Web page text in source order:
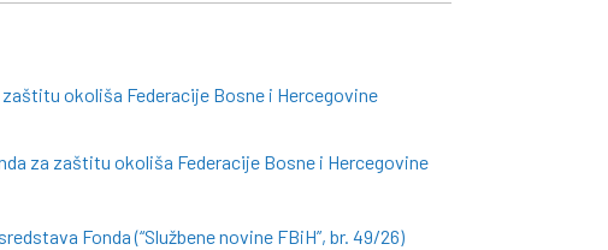
okoliša Federacije Bosne i Hercegovine
za zaštitu okoliša Federacije Bosne i Hercegovine
Fonda (“Službene novine FBiH”, br. 49/26)